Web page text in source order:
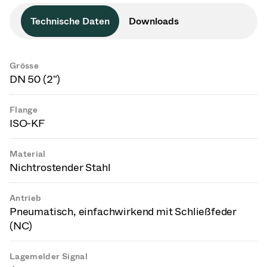
Technische Daten Downloads
Grösse
DN 50 (2")
Flange
ISO-KF
Material
Nichtrostender Stahl
Antrieb
Pneumatisch, einfachwirkend mit Schließfeder
(NC)
Lagemelder Signal